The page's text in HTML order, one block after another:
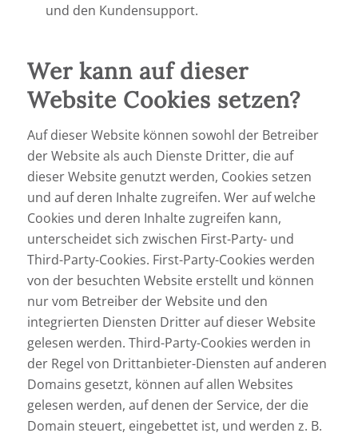
und den Kundensupport.
Wer kann auf dieser
Website Cookies setzen?
Auf dieser Website können sowohl der Betreiber
der Website als auch Dienste Dritter, die auf
dieser Website genutzt werden, Cookies setzen
und auf deren Inhalte zugreifen. Wer auf welche
Cookies und deren Inhalte zugreifen kann,
unterscheidet sich zwischen First-Party- und
Third-Party-Cookies. First-Party-Cookies werden
von der besuchten Website erstellt und können
nur vom Betreiber der Website und den
integrierten Diensten Dritter auf dieser Website
gelesen werden. Third-Party-Cookies werden in
der Regel von Drittanbieter-Diensten auf anderen
Domains gesetzt, können auf allen Websites
gelesen werden, auf denen der Service, der die
Domain steuert, eingebettet ist, und werden z. B.